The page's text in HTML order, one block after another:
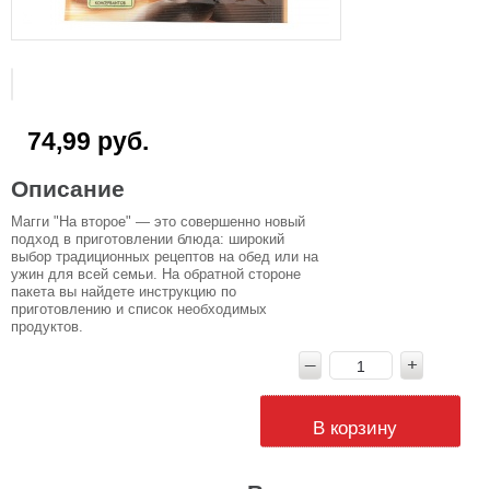
74,99 руб.
Описание
Магги "На второе" — это совершенно новый
подход в приготовлении блюда: широкий
выбор традиционных рецептов на обед или на
ужин для всей семьи. На обратной стороне
пакета вы найдете инструкцию по
приготовлению и список необходимых
продуктов.
В корзину